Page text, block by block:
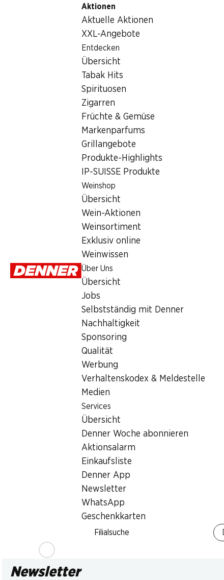
Aktionen
Aktuelle Aktionen
XXL-Angebote
Entdecken
Übersicht
Tabak Hits
Spirituosen
Zigarren
Früchte & Gemüse
Markenparfums
Grillangebote
Produkte-Highlights
IP-SUISSE Produkte
Weinshop
Übersicht
Wein-Aktionen
Weinsortiment
Exklusiv online
Weinwissen
Über Uns
Übersicht
Jobs
Selbstständig mit Denner
Nachhaltigkeit
Sponsoring
Qualität
Werbung
Verhaltenskodex & Meldestelle
Medien
Services
Übersicht
Denner Woche abonnieren
Aktionsalarm
Einkaufsliste
Denner App
Newsletter
WhatsApp
Geschenkkarten
Filialsuche
Lebensmittel Früchte und Gemüse
1008459
Was andere Kunden kaufen
28%
1.79 statt 2.50
Nektarinen
Herkunft siehe
Verpackung, 1 kg
1.45
Newsletter